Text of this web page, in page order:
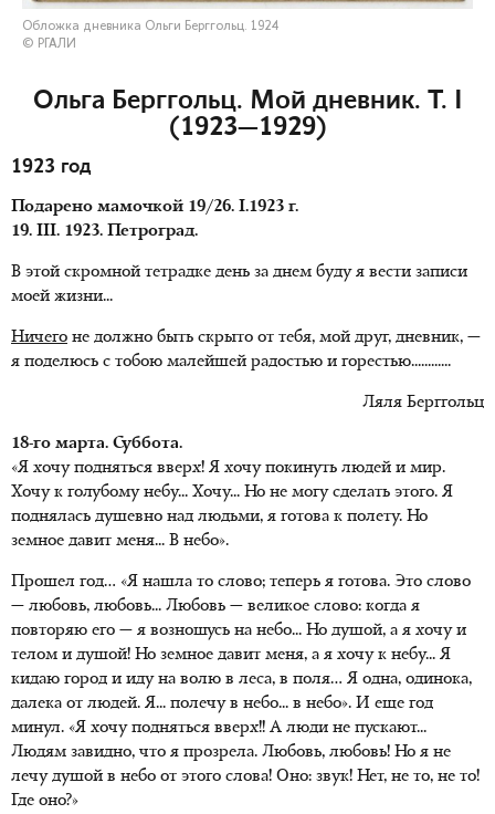
Обложка дневника Ольги Берггольц. 1924
© РГАЛИ
Ольга Берггольц. Мой дневник. Т. I
(1923—1929)
1923 год
Подарено мамочкой 19/26. I.1923 г.
19. III. 1923. Петроград.
В этой скромной тетрадке день за днем буду я вести записи
моей жизни...
Ничего не должно быть скрыто от тебя, мой друг, дневник, —
я поделюсь с тобою малейшей радостью и горестью............
Ляля Берггольц
18-го марта. Суббота.
«Я хочу подняться вверх! Я хочу покинуть людей и мир.
Хочу к голубому небу... Хочу... Но не могу сделать этого. Я
поднялась душевно над людьми, я готова к полету. Но
земное давит меня... В небо».
Прошел год… «Я нашла то слово; теперь я готова. Это слово
— любовь, любовь... Любовь — великое слово: когда я
повторяю его — я возношусь на небо... Но душой, а я хочу и
телом и душой! Но земное давит меня, а я хочу к небу... Я
кидаю город и иду на волю в леса, в поля… Я одна, одинока,
далека от людей. Я... полечу в небо... в небо». И еще год
минул. «Я хочу подняться вверх!! А люди не пускают...
Людям завидно, что я прозрела. Любовь, любовь! Но я не
лечу душой в небо от этого слова! Оно: звук! Нет, не то, не то!
Где оно?»